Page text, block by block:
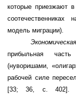
которые приезжают
соотечественниках
модель миграции).
прибыльная часть
(нуворишами,
рабочей силе
[33; 36, с. 402] .